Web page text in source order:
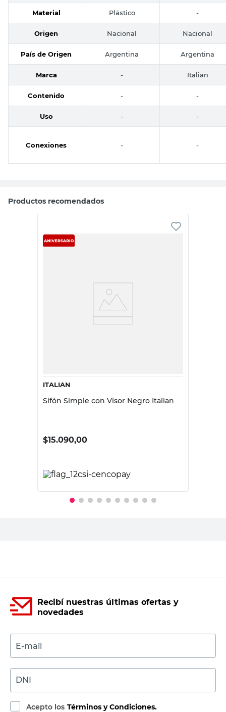
Material Plástico -
Origen Nacional Nacional
País de Origen Argentina Argentina
Marca - Italian
Contenido - -
Uso - -
Conexiones - -
Productos recomendados
ITALIAN
Sifón Simple con Visor Negro Italian
$15.090,00
Recibí nuestras últimas ofertas y
novedades
E-mail
DNI
Acepto los Términos y Condiciones.